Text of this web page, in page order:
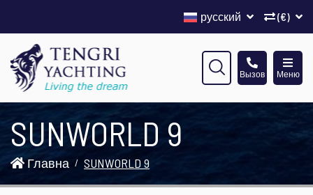
(€)
русский
Меню
Вызов
SUNWORLD 9
Главна SUNWORLD 9